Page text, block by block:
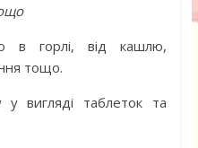
горлі, від кашлю,
тощо.
у вигляді таблеток та